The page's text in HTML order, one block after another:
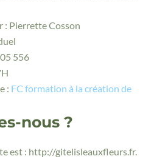
: Pierrette Cosson
556
: FC formation à la création de
nous ?
est : http://gitelisleauxfleurs.fr.